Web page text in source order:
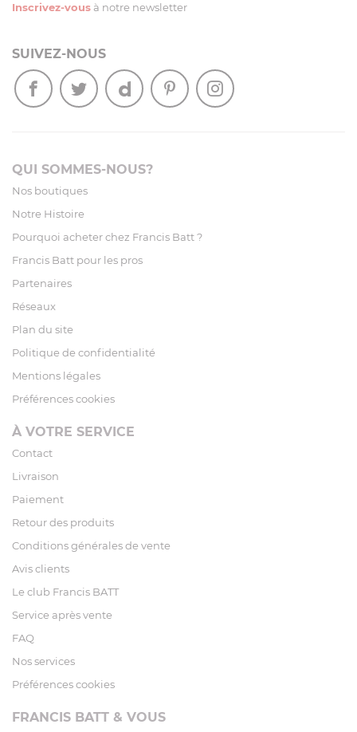
Inscrivez-vous à notre newsletter
SUIVEZ-NOUS
QUI SOMMES-NOUS?
Nos boutiques
Notre Histoire
Pourquoi acheter chez Francis Batt ?
Francis Batt pour les pros
Partenaires
Réseaux
Plan du site
Politique de confidentialité
Mentions légales
Préférences cookies
À VOTRE SERVICE
Contact
Livraison
Paiement
Retour des produits
Conditions générales de vente
Avis clients
Le club Francis BATT
Service après vente
FAQ
Nos services
Préférences cookies
FRANCIS BATT & VOUS